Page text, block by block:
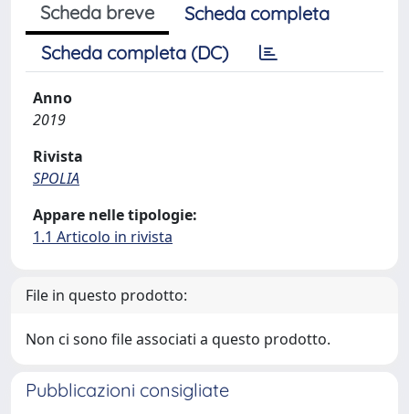
Scheda breve
Scheda completa
Scheda completa (DC)
Anno
2019
Rivista
SPOLIA
Appare nelle tipologie:
1.1 Articolo in rivista
File in questo prodotto:
Non ci sono file associati a questo prodotto.
Pubblicazioni consigliate